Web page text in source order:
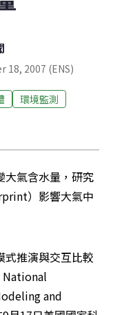
18, 2007 (ENS)
環境監測
大氣含水量，研究
）影響大氣中
式推演與交互比較
National
and